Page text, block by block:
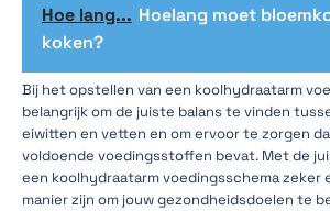
Hoe lang... Hoelang moet
koken?
Bij het opstellen van een koolhydraatarm
belangrijk om de juiste balans te vinden
eiwitten en vetten en om ervoor te zorgen
voldoende voedingsstoffen bevat. Met de
een koolhydraatarm voedingsschema zeker
manier zijn om jouw gezondheidsdoelen te